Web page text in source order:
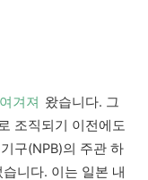
겨져 왔습니다. 그
조직되기 이전에도
구(NPB)의 주관 하
니다. 이는 일본 내